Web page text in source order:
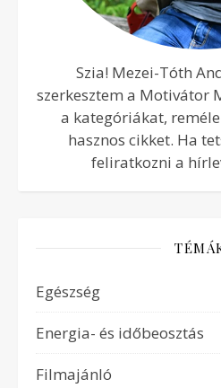
Szia! Mezei-Tóth
szerkesztem a Motivátor
a kategóriákat,
hasznos cikket. Ha
feliratkozni a
Egészség
Energia- és időbeosztás
Filmajánló